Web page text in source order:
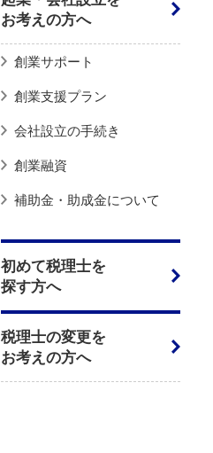
お考えの方へ
創業サポート
創業支援プラン
会社設立の手続き
創業融資
補助金・助成金について
初めて税理士を
探す方へ
税理士の変更を
お考えの方へ